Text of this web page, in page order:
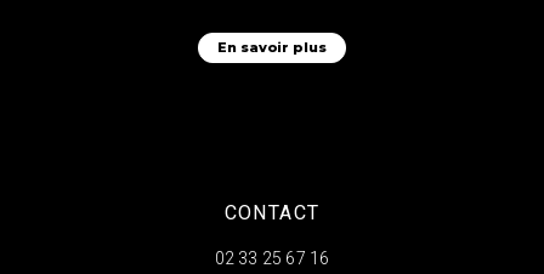
En savoir plus
CONTACT
02 33 25 67 16